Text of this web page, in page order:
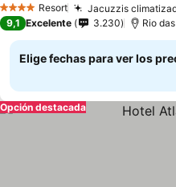
4 EstrellasResort Jacuzzis
9,1 Excelente 3.230 Rio
Elige fechas para ver los
Opción destacada